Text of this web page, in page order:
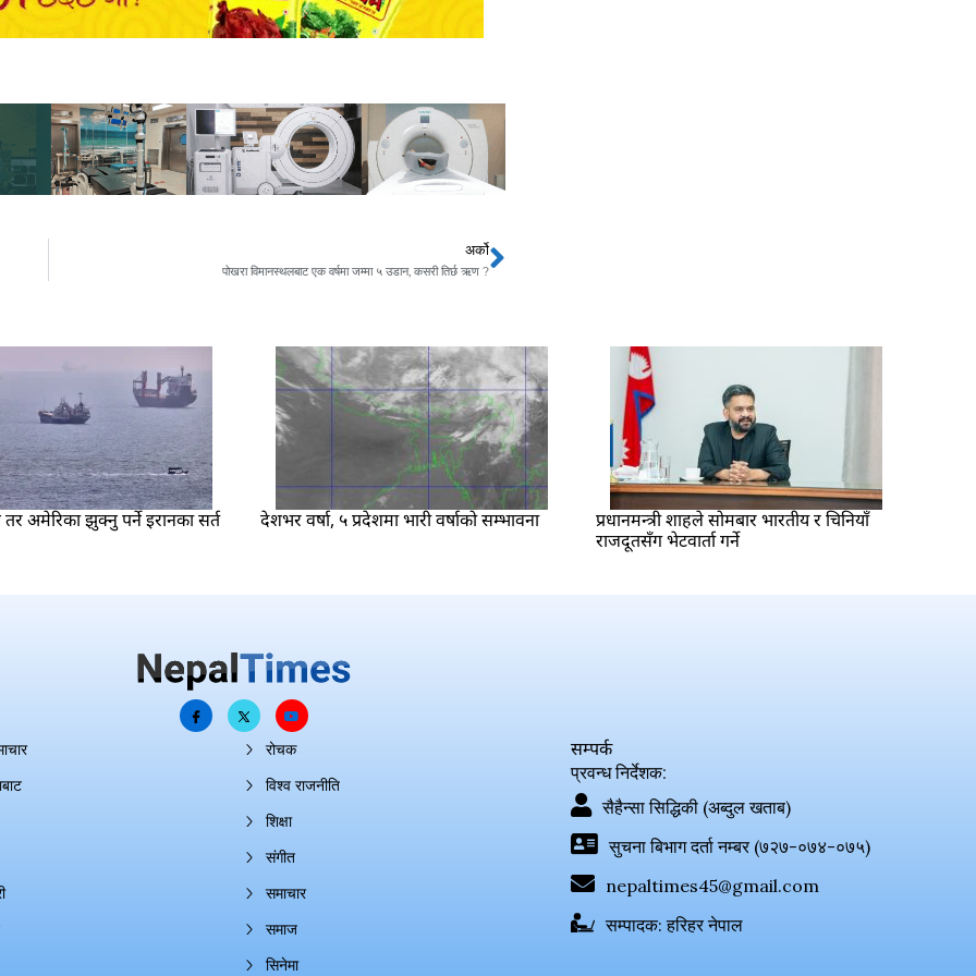
अर्को
पोखरा विमानस्थलबाट एक वर्षमा जम्मा ५ उडान, कसरी तिर्छ ऋण ?Next
अमेरिका झुक्नु पर्ने इरानका सर्त
देशभर वर्षा, ५ प्रदेशमा भारी वर्षाको सम्भावना
प्रधानमन्त्री शाहले सोमबार भारतीय र चिनियाँ
राजदूतसँग भेटवार्ता गर्ने
रोचक
विश्व राजनीति
शिक्षा
संगीत
समाचार
समाज
सिनेमा
सम्पर्क
प्रवन्ध निर्देशक:
सैहैन्सा सिद्धिकी (अब्दुल खताब)
सुचना बिभाग दर्ता नम्बर (७२७-०७४-०७५)
nepaltimes45@gmail.com
सम्पादक: हरिहर नेपाल